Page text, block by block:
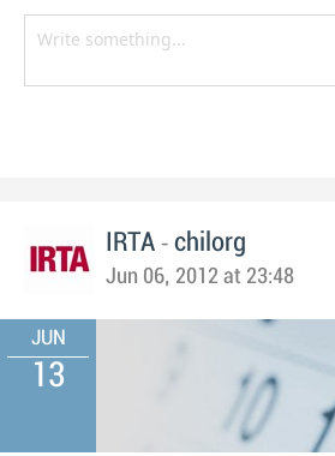
IRTA - chilorg
Jun 06, 2012 at 23:48
JUN
13